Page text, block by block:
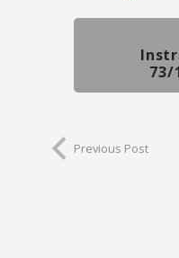
73/
Previous Post